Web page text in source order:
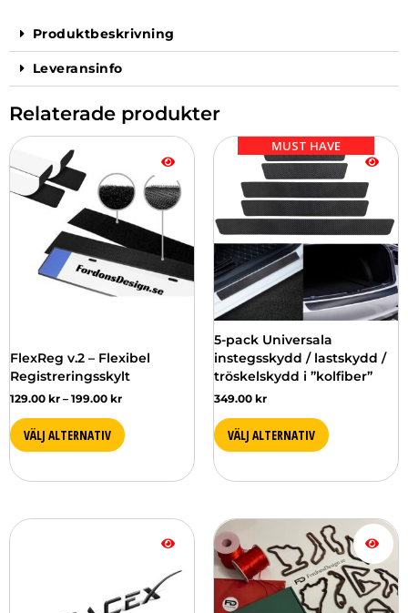
Produktbeskrivning
Leveransinfo
Relaterade produkter
FlexReg v.2 – Flexibel
Registreringsskylt
129.00 kr – 199.00 kr
Prisintervall:
129.00 kr
till
199.00 kr
VÄLJ ALTERNATIV
Den
här
produkten
har
varianter.
olika
alternativen
produktsidan
MUST HAVE
5-pack Universala
instegsskydd / lastskydd /
tröskelskydd i ”kolfiber”
349.00 kr
VÄLJ ALTERNATIV